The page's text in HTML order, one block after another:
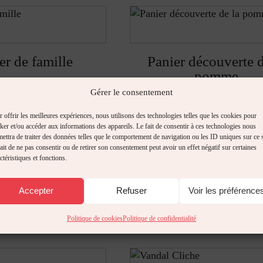
Gérer le consentement
offrir les meilleures expériences, nous utilisons des technologies telles que les cookies pour
et/ou accéder aux informations des appareils. Le fait de consentir à ces technologies nous
de traiter des données telles que le comportement de navigation ou les ID uniques sur ce
de ne pas consentir ou de retirer son consentement peut avoir un effet négatif sur certaines
et fonctions.
Accepter Refuser Voir les
Politique de cookiesPolitique de confidentialité
de famille
Panier découverte
pomme
explorateur Blanc de l'Île